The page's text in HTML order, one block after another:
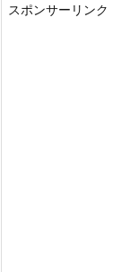
スポンサーリンク